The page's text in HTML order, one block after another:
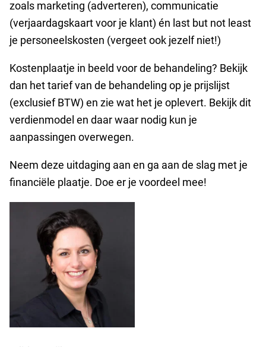
zoals marketing (adverteren), communicatie
(verjaardagskaart voor je klant) én last but not least
je personeelskosten (vergeet ook jezelf niet!)
Kostenplaatje in beeld voor de behandeling? Bekijk
dan het tarief van de behandeling op je prijslijst
(exclusief BTW) en zie wat het je oplevert. Bekijk dit
verdienmodel en daar waar nodig kun je
aanpassingen overwegen.
Neem deze uitdaging aan en ga aan de slag met je
financiële plaatje. Doe er je voordeel mee!